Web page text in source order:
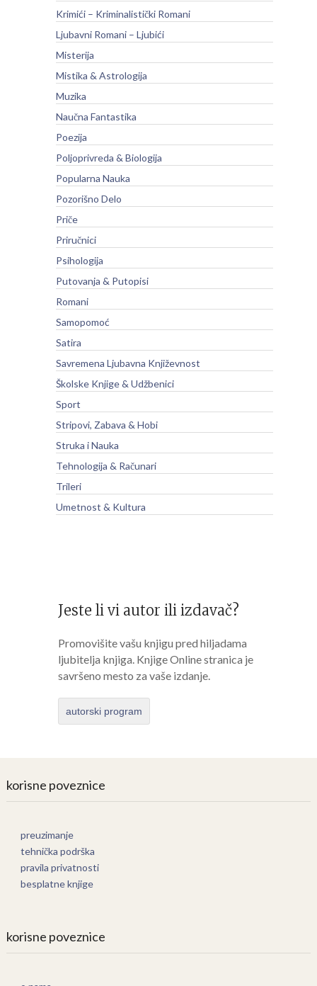
Krimići – Kriminalistički Romani
Ljubavni Romani – Ljubići
Misterija
Mistika & Astrologija
Muzika
Naučna Fantastika
Poezija
Poljoprivreda & Biologija
Popularna Nauka
Pozorišno Delo
Priče
Priručnici
Psihologija
Putovanja & Putopisi
Romani
Samopomoć
Satira
Savremena Ljubavna Književnost
Školske Knjige & Udžbenici
Sport
Stripovi, Zabava & Hobi
Struka i Nauka
Tehnologija & Računari
Trileri
Umetnost & Kultura
Jeste li vi autor ili izdavač?
Promovišite vašu knjigu pred hiljadama
ljubitelja knjiga. Knjige Online stranica je
savršeno mesto za vaše izdanje.
autorski program
korisne poveznice
preuzimanje
tehnička podrška
pravila privatnosti
besplatne knjige
korisne poveznice